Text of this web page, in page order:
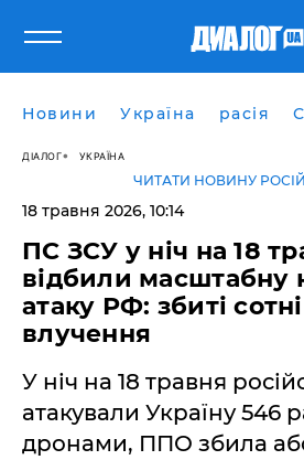
Новини Україна расія
ДІАЛОГ УКРАЇНА
ЧИТАТИ НОВИНУ
18 травня 2026, 10:14
ПС ЗСУ у ніч на 18
відбили масштабну
атаку РФ: збиті
влучення
У ніч на 18 травня
атакували Україну 546
дронами, ППО збила